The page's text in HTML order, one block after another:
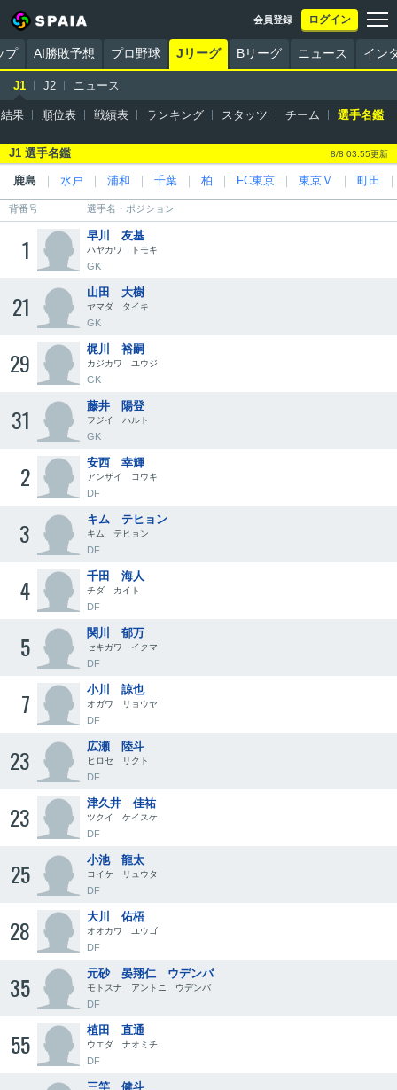
プ AI勝敗予想 プロ野球 Jリーグ Bリーグ ニュース イン
会員登録 ログイン
J1 J2 ニュース
果 順位表 戦績表 ランキング スタッツ チーム 選手名鑑
J1 選手名鑑 8/8 03:55更新
鹿島 水戸 浦和 千葉 柏 FC東京 東京Ｖ 町田
背番号 選手名・ポジション
1 早川 友基
ハヤカワ トモキ
GK
21 山田 大樹
ヤマダ タイキ
GK
29 梶川 裕嗣
カジカワ ユウジ
GK
31 藤井 陽登
フジイ ハルト
GK
2 安西 幸輝
アンザイ コウキ
DF
3 キム テヒョン
キム テヒョン
DF
4 千田 海人
チダ カイト
DF
5 関川 郁万
セキガワ イクマ
DF
7 小川 諒也
オガワ リョウヤ
DF
23 広瀬 陸斗
ヒロセ リクト
DF
23 津久井 佳祐
ツクイ ケイスケ
DF
25 小池 龍太
コイケ リュウタ
DF
28 大川 佑梧
オオカワ ユウゴ
DF
35 元砂 晏翔仁 ウデンバ
モトスナ アントニ ウデンバ
DF
55 植田 直通
ウエダ ナオミチ
DF
三竿 健斗